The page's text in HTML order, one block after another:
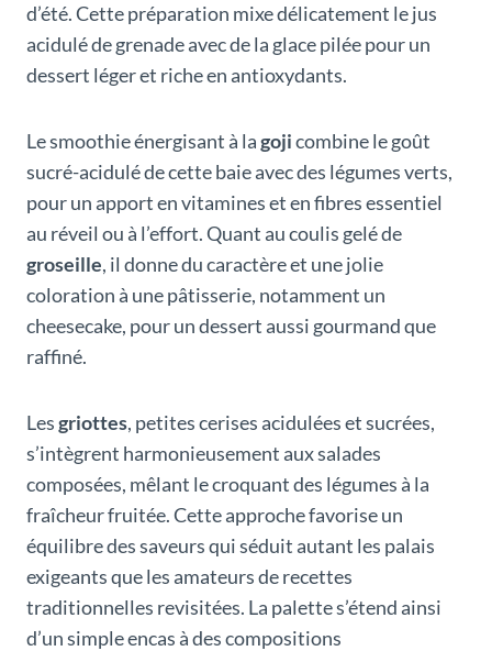
d’été. Cette préparation mixe délicatement le jus
acidulé de grenade avec de la glace pilée pour un
dessert léger et riche en antioxydants.
Le smoothie énergisant à lagojicombine le goût
sucré-acidulé de cette baie avec des légumes verts,
pour un apport en vitamines et en fibres essentiel
au réveil ou à l’effort. Quant au coulis gelé de
groseille, il donne du caractère et une jolie
coloration à une pâtisserie, notamment un
cheesecake, pour un dessert aussi gourmand que
raffiné.
Lesgriottes, petites cerises acidulées et sucrées,
s’intègrent harmonieusement aux salades
composées, mêlant le croquant des légumes à la
fraîcheur fruitée. Cette approche favorise un
équilibre des saveurs qui séduit autant les palais
exigeants que les amateurs de recettes
traditionnelles revisitées. La palette s’étend ainsi
d’un simple encas à des compositions